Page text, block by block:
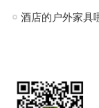
酒店的户外家具